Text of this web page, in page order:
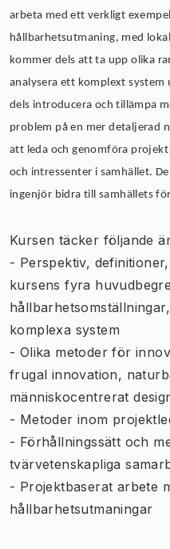
arbeta med ett verkligt
hållbarhetsutmaning, med
kommer dels att ta upp olika
analysera ett komplext system
dels introducera och tillämpa
problem på en mer detaljerad
att leda och genomföra
och intressenter i samhället.
ingenjör bidra till samhällets
Kursen täcker följande
- Perspektiv,
kursens fyra
komplexa system
- Olika metoder för
frugal innovation,
människocentrerat
- Metoder inom
- Förhållningssätt och
tvärvetenskapliga
- Projektbaserat arbete
hållbarhetsutmaningar